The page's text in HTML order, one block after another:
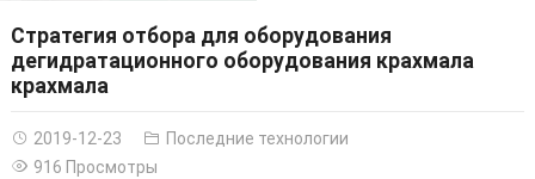
Стратегия отбора для оборудования
дегидратационного оборудования крахмала
крахмала
2019-12-23
Последние технологии
916 Просмотры